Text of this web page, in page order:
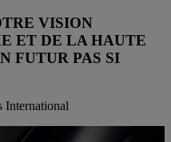
VISION
ET DE LA HAUTE
FUTUR PAS SI
International